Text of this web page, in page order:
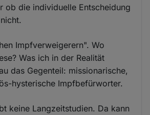
ob die individuelle Entscheidung
Impfverweigerern". Wo
Was ich in der Realität
das Gegenteil: missionarische,
hysterische Impfbefürworter.
keine Langzeitstudien. Da kann